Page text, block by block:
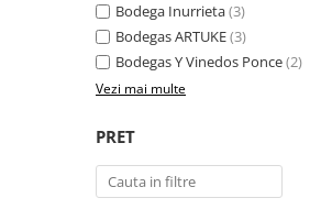
Bodega Inurrieta(3)
Bodegas ARTUKE(3)
Bodegas Y Vinedos Ponce(2)
Vezi mai multe
PRET